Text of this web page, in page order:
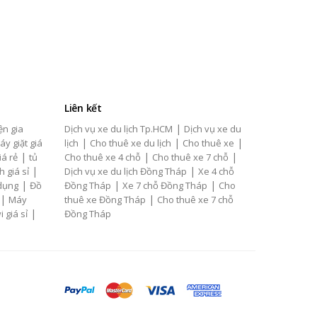
gia
giặt giá
rẻ | tủ
giá sỉ |
| Đồ
| Máy
giá sỉ |
Liên kết
Dịch vụ xe du lịch Tp.HCM | Dịch vụ xe du
lịch | Cho thuê xe du lịch | Cho thuê xe |
Cho thuê xe 4 chỗ | Cho thuê xe 7 chỗ |
Dịch vụ xe du lịch Đồng Tháp | Xe 4 chỗ
Đồng Tháp | Xe 7 chỗ Đồng Tháp | Cho
thuê xe Đồng Tháp | Cho thuê xe 7 chỗ
Đồng Tháp